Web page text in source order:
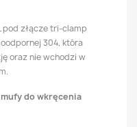
pod złącze tri-clamp
304, która
oraz nie wchodzi w
do wkręcenia